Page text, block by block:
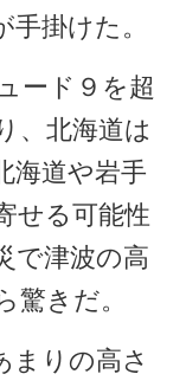
掛けた。
ード９を超
、北海道は
海道や岩手
せる可能性
で津波の高
驚きだ。
まりの高さ